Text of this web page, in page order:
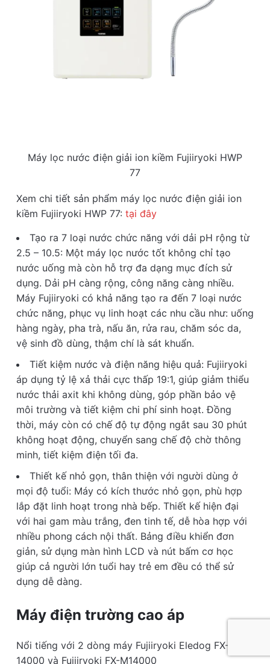
Máy lọc nước điện giải ion kiềm Fujiiryoki HWP
77
Xem chi tiết sản phẩm máy lọc nước điện giải ion
kiềm Fujiiryoki HWP 77: tại đây
Tạo ra 7 loại nước chức năng với dải pH rộng từ
2.5 – 10.5: Một máy lọc nước tốt không chỉ tạo
nước uống mà còn hỗ trợ đa dạng mục đích sử
dụng. Dải pH càng rộng, công năng càng nhiều.
Máy Fujiiryoki có khả năng tạo ra đến 7 loại nước
chức năng, phục vụ linh hoạt các nhu cầu như: uống
hàng ngày, pha trà, nấu ăn, rửa rau, chăm sóc da,
vệ sinh đồ dùng, thậm chí là sát khuẩn.
Tiết kiệm nước và điện năng hiệu quả: Fujiiryoki
áp dụng tỷ lệ xả thải cực thấp 19:1, giúp giảm thiểu
nước thải axit khi không dùng, góp phần bảo vệ
môi trường và tiết kiệm chi phí sinh hoạt. Đồng
thời, máy còn có chế độ tự động ngắt sau 30 phút
không hoạt động, chuyển sang chế độ chờ thông
minh, tiết kiệm điện tối đa.
Thiết kế nhỏ gọn, thân thiện với người dùng ở
mọi độ tuổi: Máy có kích thước nhỏ gọn, phù hợp
lắp đặt linh hoạt trong nhà bếp. Thiết kế hiện đại
với hai gam màu trắng, đen tinh tế, dễ hòa hợp với
nhiều phong cách nội thất. Bảng điều khiển đơn
giản, sử dụng màn hình LCD và nút bấm cơ học
giúp cả người lớn tuổi hay trẻ em đều có thể sử
dụng dễ dàng.
Máy điện trường cao áp
Nổi tiếng với 2 dòng máy Fujiiryoki Eledog FX-
14000 và Fujiiryoki FX-M14000